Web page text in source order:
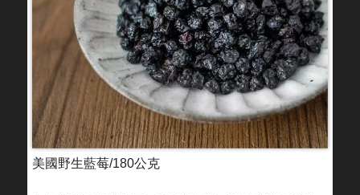
美國野生藍莓/180公克